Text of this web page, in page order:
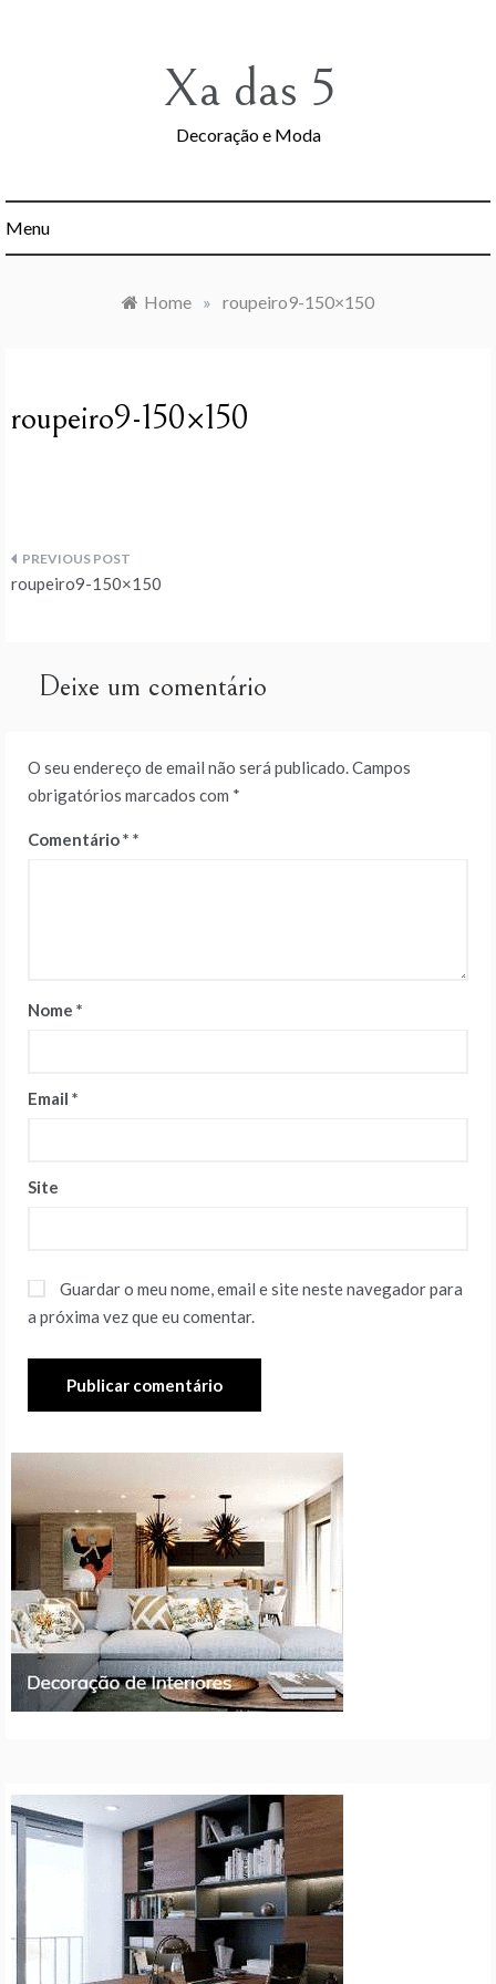
Xa das 5
Decoração e Moda
Menu
Home » roupeiro9-150×150
roupeiro9-150×150
Navegação
artigos
roupeiro9-150×150
Deixe um comentário
O seu endereço de email não será publicado.Campos
obrigatórios marcados com *
Comentário*
Nome *
Email *
Site
Guardar o meu nome, email e site neste navegador para
a próxima vez que eu comentar.